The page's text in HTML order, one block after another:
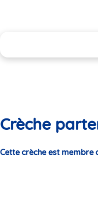
Crèche
Cette crèche est membre